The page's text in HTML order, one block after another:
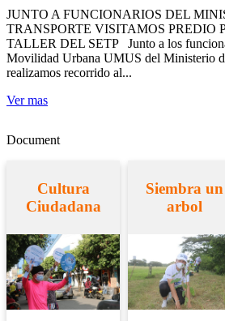
JUNTO A FUNCIONARIOS DEL
TRANSPORTE VISITAMOS PREDIO
TALLER DEL SETP Junto a los
Movilidad Urbana UMUS del Ministerio
realizamos recorrido al...
Ver mas
Document
Cultura
Ciudadana
Siembra un
arbol